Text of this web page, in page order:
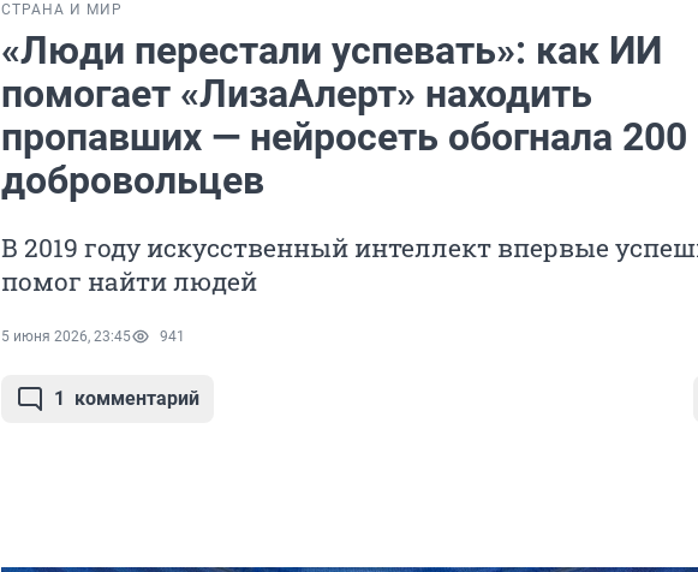
СТРАНА И МИР
«Люди перестали успевать»: как ИИ
помогает «ЛизаАлерт» находить
пропавших — нейросеть обогнала 200
добровольцев
В 2019 году искусственный интеллект впервые
помог найти людей
5 июня 2026, 23:45 941
1 комментарий